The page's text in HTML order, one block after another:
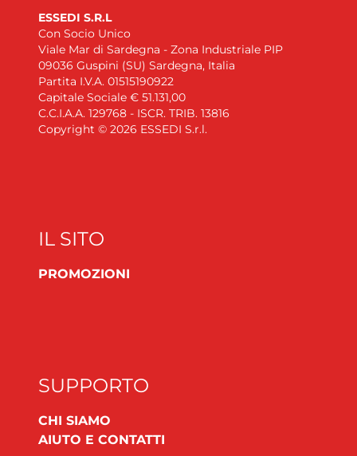
ESSEDI S.R.L
Con Socio Unico
Viale Mar di Sardegna - Zona Industriale PIP
09036 Guspini (SU) Sardegna, Italia
Partita I.V.A. 01515190922
Capitale Sociale € 51.131,00
C.C.I.A.A. 129768 - ISCR. TRIB. 13816
Copyright © 2026 ESSEDI S.r.l.
IL SITO
PROMOZIONI
SUPPORTO
CHI SIAMO
AIUTO E CONTATTI